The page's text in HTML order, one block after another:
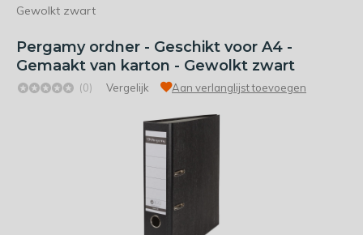
Gewolkt zwart
Pergamy ordner - Geschikt voor A4 -
Gemaakt van karton - Gewolkt zwart
(0) Vergelijk Aan verlanglijst toevoegen